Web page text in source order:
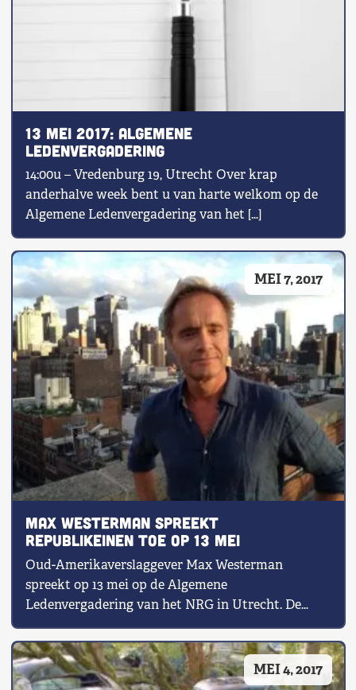
13 MEI 2017: ALGEMENE
LEDENVERGADERING
14:00u – Vredenburg 19, Utrecht Over krap
anderhalve week bent u van harte welkom op de
Algemene Ledenvergadering van het […]
MEI 7, 2017
Max Westerman spreekt
republikeinen toe op 13 mei
Oud-Amerikaverslaggever Max Westerman
spreekt op 13 mei op de Algemene
Ledenvergadering van het NRG in Utrecht. De
journalist en schrijver […]
MEI 4, 2017